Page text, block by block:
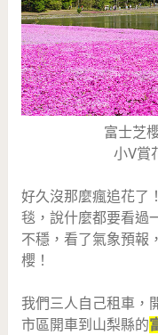
富士芝
小V賞
好久沒那麼瘋追花了
毯，說什麼都要看過
不穩，看了氣象預報
櫻！
我們三人自己租車，
市區開車到山梨縣的